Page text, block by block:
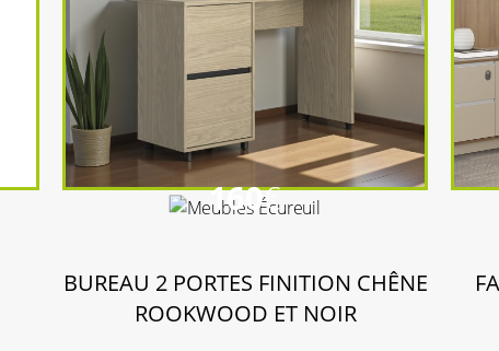
160€
BUREAU 2 PORTES FINITION CHÊNE
ROOKWOOD ET NOIR